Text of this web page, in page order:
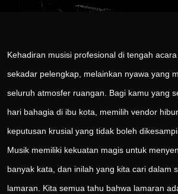
Kehadiran musisi profesional di tengah
sekadar pelengkap, melainkan nyawa yang
seluruh atmosfer ruangan. Bagi kamu yang
hari bahagia di ibu kota, memilih vendor
keputusan krusial yang tidak boleh
Musik memiliki kekuatan magis untuk
banyak kata, dan inilah yang kita cari dalam
lamaran. Kita semua tahu bahwa lamaran